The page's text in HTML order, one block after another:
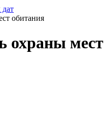
дат
обитания
охраны мест